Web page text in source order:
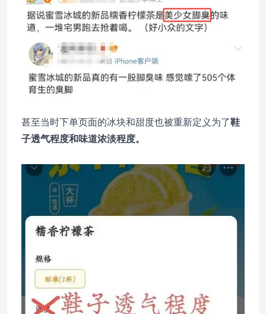
甚至当时下单页面的冰块和甜度也被重新定义为了鞋
子透气程度和味道浓淡程度。